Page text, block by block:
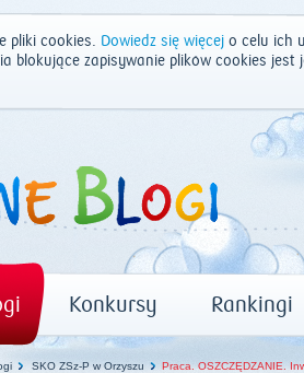
pliki cookies. Dowiedz się więcej o celu ich
blokujące zapisywanie plików cookies
Konkursy Rankingi
SKO ZSz-P w Orzyszu Praca. OSZCZĘDZANIE.